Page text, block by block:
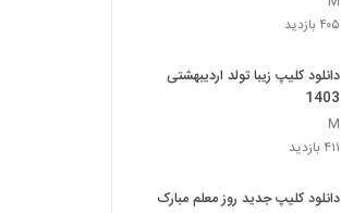
۴۰۵ بازدید
دانلود کلیپ زیبا تولد اردیبهشتی
1403
M
۴۱۱ بازدید
دانلود کلیپ جدید روز معلم مبارک